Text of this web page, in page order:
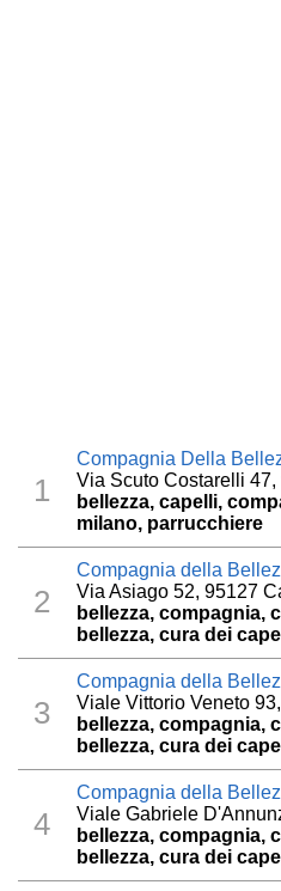
1
Compagnia Della
Via Scuto Costarelli
bellezza, capelli,
milano, parrucchiere
2
Compagnia della
Via Asiago 52, 95127
bellezza, compagnia,
bellezza, cura dei
3
Compagnia della
Viale Vittorio Veneto
bellezza, compagnia,
bellezza, cura dei
4
Compagnia della
Viale Gabriele
bellezza, compagnia,
bellezza, cura dei